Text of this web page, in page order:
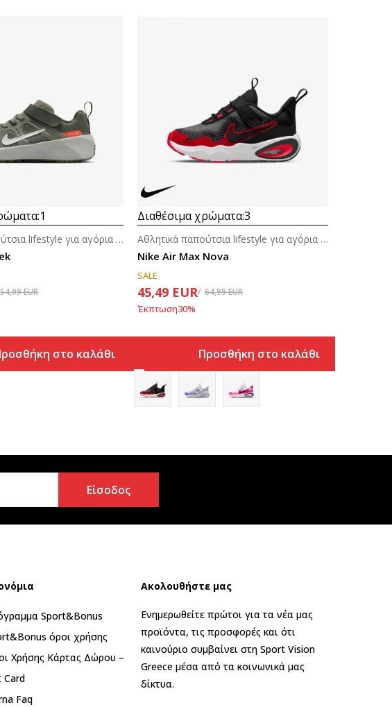
1
Αθλητικά παπούτσια lifestyle για αγόρια (4-7ε.)
54,99EUR
στο καλάθι
Διαθέσιμα χρώματα:3
Nike Air Max Nova
Αθλητικά παπούτσια lifestyle για αγόρια (4-7ε.)
SALE
45,49 EUR 64,99EUR
Έκπτωση30%
Προσθήκη στο καλάθι
Είσοδος
Sport&Bonus
όροι χρήσης
Χρήσης Κάρτας Δώρου –
Card
Faq
Ακολουθήστε μας
Ενημερωθείτε πρώτοι για τα νέα μας
προϊόντα, τις προσφορές και ότι
καινούριο συμβαίνει στη Sport Vision
Greece μέσα από τα κοινωνικά μας
δίκτυα.